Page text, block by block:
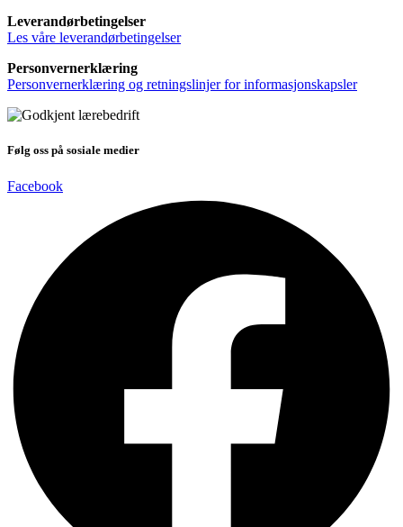
Leverandørbetingelser
Les våre leverandørbetingelser
Personvernerklæring
Personvernerklæring og retningslinjer for informasjonskapsler
Følg oss på sosiale medier
Facebook